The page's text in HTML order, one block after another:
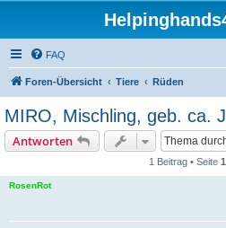
FAQ
Foren-Übersicht Tiere Rüden
MIRO, Mischling, geb. ca.
Antworten
1 Beitrag • Seite 1
RosenRot